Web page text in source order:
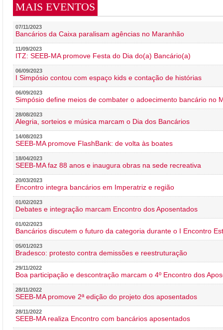
MAIS EVENTOS
07/11/2023
Bancários da Caixa paralisam agências no Maranhão
11/09/2023
ITZ: SEEB-MA promove Festa do Dia do(a) Bancário(a)
06/09/2023
I Simpósio contou com espaço kids e contação de histórias
06/09/2023
Simpósio define meios de combater o adoecimento bancário no
28/08/2023
Alegria, sorteios e música marcam o Dia dos Bancários
14/08/2023
SEEB-MA promove FlashBank: de volta às boates
18/04/2023
SEEB-MA faz 88 anos e inaugura obras na sede recreativa
20/03/2023
Encontro integra bancários em Imperatriz e região
01/02/2023
Debates e integração marcam Encontro dos Aposentados
01/02/2023
Bancários discutem o futuro da categoria durante o I Encontro
05/01/2023
Bradesco: protesto contra demissões e reestruturação
29/11/2022
Boa participação e descontração marcam o 4º Encontro dos
28/11/2022
SEEB-MA promove 2ª edição do projeto dos aposentados
28/11/2022
SEEB-MA realiza Encontro com bancários aposentados